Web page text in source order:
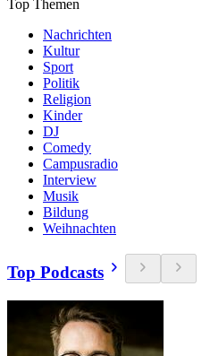
Top Themen
Nachrichten
Kultur
Sport
Politik
Religion
Kinder
DJ
Comedy
Campusradio
Interview
Musik
Bildung
Weihnachten
Top Podcasts